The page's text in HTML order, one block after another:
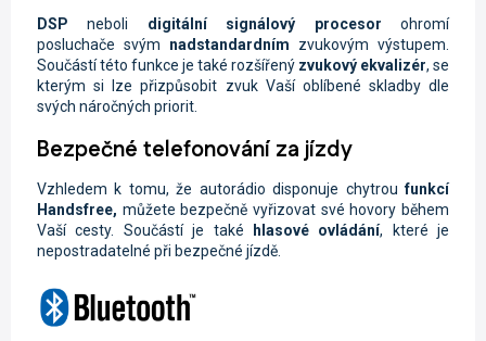
DSP neboli digitální signálový procesorohromí
posluchače svým nadstandardním zvukovým výstupem.
Součástí této funkce je také rozšířený zvukový ekvalizér, se
kterým si lze přizpůsobit zvuk Vaší oblíbené skladby dle
svých náročných priorit.
Bezpečné telefonování za jízdy
Vzhledem k tomu, že autorádio disponuje chytroufunkcí
Handsfree, můžete bezpečně vyřizovat své hovory během
Vaší cesty. Součástí je také
hlasové ovládání, které je
nepostradatelné při bezpečné jízdě.